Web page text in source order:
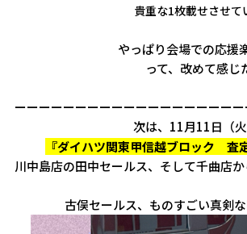
貴重な1枚載せさせて
やっぱり会場での応援
って、改めて感じ
ーーーーーーーーーーーーーーーーーー
次は、11月11日（
『ダイハツ関東甲信越ブロック 査
川中島店の田中セールス、そして千曲店
古俣セールス、ものすごい真剣